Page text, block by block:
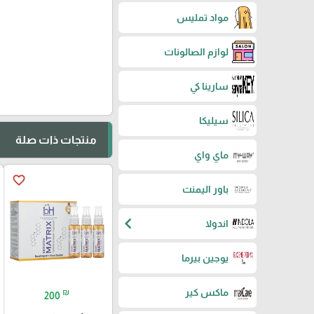
مواد تمليس
لوازم الصالونات
سارينا كي
سيليكا
ماي واي
باور اليمنت
اندولا chevron_left
يوجين بيرما
ماكس كير
منتجات ذات صلة
favorite_border
200 ₪